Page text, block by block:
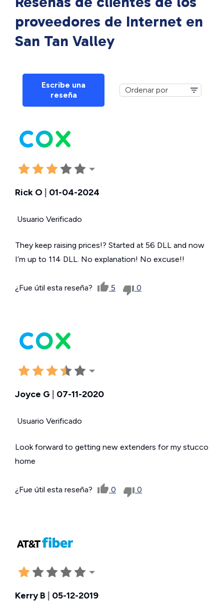
proveedores de Internet en
San Tan Valley
Escribe una
reseña
Rick O 01-04-2024
Usuario Verificado
They keep raising prices!? Started at 56 DLL and now
I’m up to 114 DLL. No explanation! No excuse!!
¿Fue útil esta reseña? 5 0
Joyce G | 07-11-2020
Usuario Verificado
Look forward to getting new extenders for my stucco
home
¿Fue útil esta reseña? 0 0
Kerry B 05-12-2019